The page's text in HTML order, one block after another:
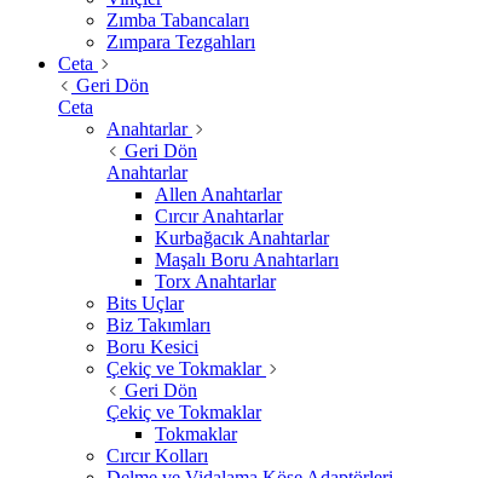
Zımba Tabancaları
Zımpara Tezgahları
Ceta
Geri Dön
Ceta
Anahtarlar
Geri Dön
Anahtarlar
Allen Anahtarlar
Cırcır Anahtarlar
Kurbağacık Anahtarlar
Maşalı Boru Anahtarları
Torx Anahtarlar
Bits Uçlar
Biz Takımları
Boru Kesici
Çekiç ve Tokmaklar
Geri Dön
Çekiç ve Tokmaklar
Tokmaklar
Cırcır Kolları